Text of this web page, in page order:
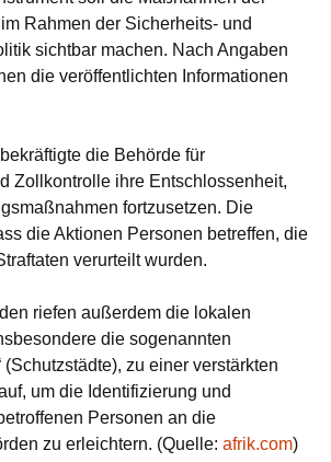
Rahmen der Sicherheits- und
sichtbar machen. Nach Angaben
die veröffentlichten Informationen
die Behörde für
Zollkontrolle ihre Entschlossenheit,
fortzusetzen. Die
die Aktionen Personen betreffen, die
verurteilt wurden.
riefen außerdem die lokalen
die sogenannten
(Schutzstädte), zu einer verstärkten
um die Identifizierung und
Personen an die
zu erleichtern. (Quelle: afrik.com)